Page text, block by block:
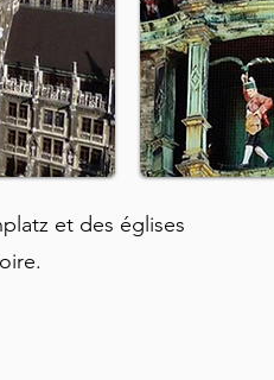
et des églises